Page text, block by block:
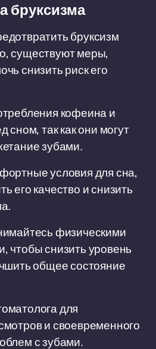
бруксизма
бруксизм
существуют меры,
снизить риск его
кофеина и
сном, так как они могут
зубами.
условия для сна,
его качество и снизить
физическими
чтобы снизить уровень
общее состояние
для
и своевременного
с зубами.